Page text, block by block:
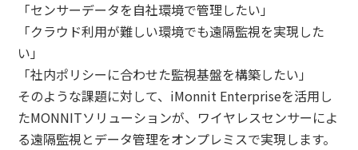
「センサーデータを自社環境で管理したい」
「クラウド利用が難しい環境でも遠隔監視を実現した
い」
「社内ポリシーに合わせた監視基盤を構築したい」
そのような課題に対して、iMonnit Enterpriseを活用し
たMONNITソリューションが、ワイヤレスセンサーによ
る遠隔監視とデータ管理をオンプレミスで実現します。